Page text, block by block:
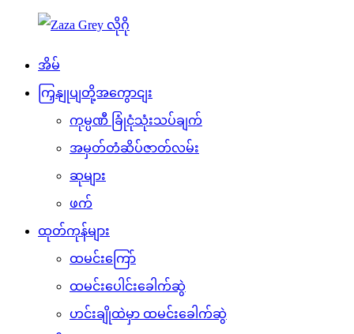
အိမ်
ကြှနျုပျတို့အကွောငျး
ကုမ္ပဏီ ခြုံငုံသုံးသပ်ချက်
အမှတ်တံဆိပ်ဇာတ်လမ်း
ဆုများ
ဖက်
ထုတ်ကုန်များ
ထမင်းကြော်
ထမင်းပေါင်းခေါက်ဆွဲ
ဟင်းချိုထဲမှာ ထမင်းခေါက်ဆွဲ